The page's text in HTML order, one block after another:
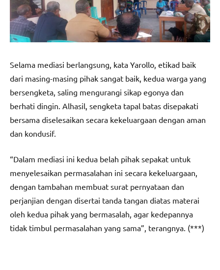
Selama mediasi berlangsung, kata Yarollo, etikad baik
dari masing-masing pihak sangat baik, kedua warga yang
bersengketa, saling mengurangi sikap egonya dan
berhati dingin. Alhasil, sengketa tapal batas disepakati
bersama diselesaikan secara kekeluargaan dengan aman
dan kondusif.
“Dalam mediasi ini kedua belah pihak sepakat untuk
menyelesaikan permasalahan ini secara kekeluargaan,
dengan tambahan membuat surat pernyataan dan
perjanjian dengan disertai tanda tangan diatas materai
oleh kedua pihak yang bermasalah, agar kedepannya
tidak timbul permasalahan yang sama”, terangnya. (***)